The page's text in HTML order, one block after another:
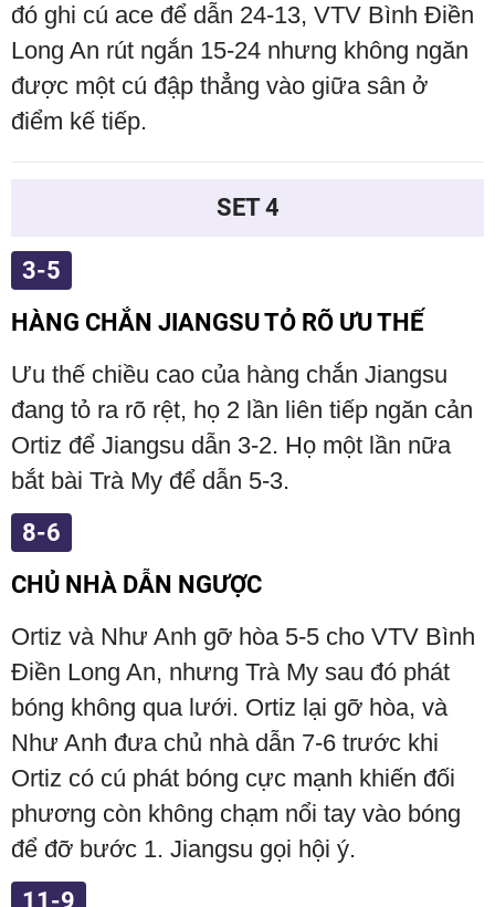
đó ghi cú ace để dẫn 24-13, VTV Bình Điền
Long An rút ngắn 15-24 nhưng không ngăn
được một cú đập thẳng vào giữa sân ở
điểm kế tiếp.
SET 4
3-5
HÀNG CHẮN JIANGSU TỎ RÕ ƯU THẾ
Ưu thế chiều cao của hàng chắn Jiangsu
đang tỏ ra rõ rệt, họ 2 lần liên tiếp ngăn cản
Ortiz để Jiangsu dẫn 3-2. Họ một lần nữa
bắt bài Trà My để dẫn 5-3.
8-6
CHỦ NHÀ DẪN NGƯỢC
Ortiz và Như Anh gỡ hòa 5-5 cho VTV Bình
Điền Long An, nhưng Trà My sau đó phát
bóng không qua lưới. Ortiz lại gỡ hòa, và
Như Anh đưa chủ nhà dẫn 7-6 trước khi
Ortiz có cú phát bóng cực mạnh khiến đối
phương còn không chạm nổi tay vào bóng
để đỡ bước 1. Jiangsu gọi hội ý.
11-9